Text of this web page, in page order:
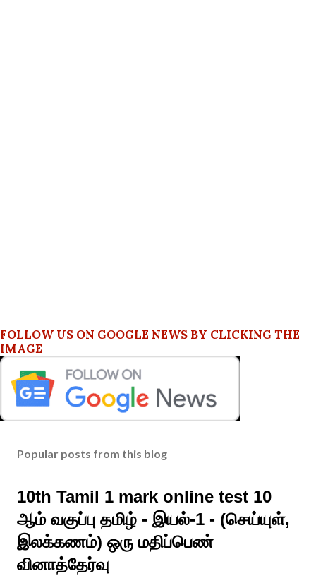
FOLLOW US ON GOOGLE NEWS BY CLICKING THE
IMAGE
Popular posts from this blog
10th Tamil 1 mark online test 10
ஆம் வகுப்பு தமிழ் - இயல்-1 - (செய்யுள்,
இலக்கணம்) ஒரு மதிப்பெண்
வினாத்தேர்வு